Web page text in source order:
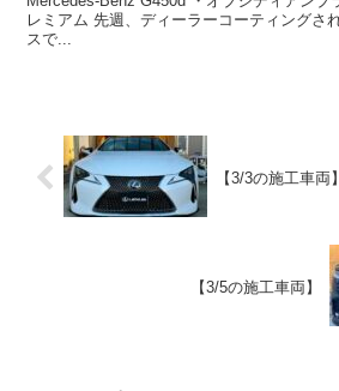
レミアム 先週、ディーラーコーティングさ
スで...
【3/3の施工車両】
【3/5の施工車両】